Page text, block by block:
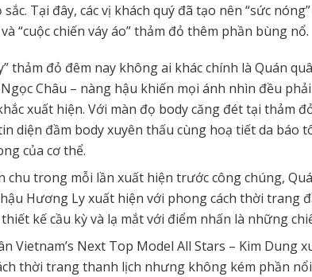
Tại đây, các vị khách quý đã tạo nên “sức
“cuộc chiến váy áo” thảm đỏ thêm phần bùng nổ.
thảm đỏ đêm nay không ai khác chính là Quán
Châu – nàng hậu khiến mọi ánh nhìn đều
xuất hiện. Với màn đọ body căng đét tại thảm
diện đầm body xuyên thấu cùng hoạ tiết da báo
của cơ thể.
chu trong mỗi lần xuất hiện trước công chúng,
hậu Hương Ly xuất hiện với phong cách thời trang
kế cầu kỳ và lạ mắt với điểm nhấn là những
Vietnam’s Next Top Model All Stars – Kim Dung
thời trang thanh lịch nhưng không kém phần